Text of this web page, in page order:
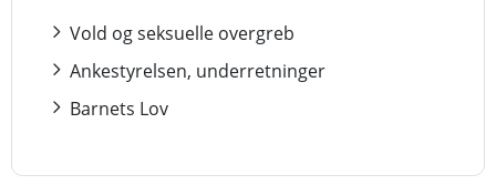
Vold og seksuelle overgreb
Ankestyrelsen, underretninger
Barnets Lov